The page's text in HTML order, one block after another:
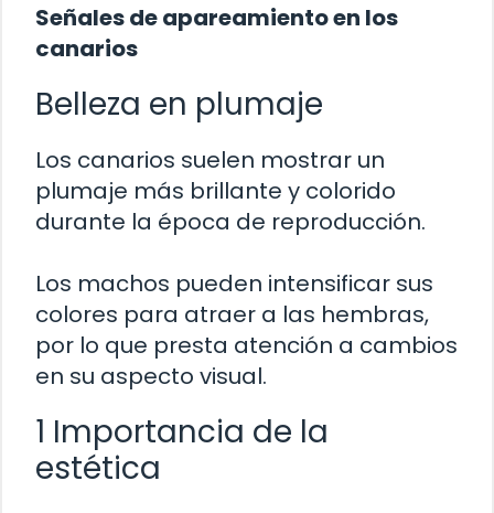
Señales de apareamiento en los
canarios
Belleza en plumaje
Los canarios suelen mostrar un
plumaje más brillante y colorido
durante la época de reproducción.
Los machos pueden intensificar sus
colores para atraer a las hembras,
por lo que presta atención a cambios
en su aspecto visual.
1 Importancia de la
estética